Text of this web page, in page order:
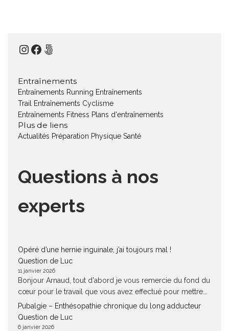
Instagram
Facebook
500px
Entraînements
Entraînements Running Entraînements
Trail Entraînements Cyclisme
Entraînements Fitness Plans d'entraînements
Plus de liens
Actualités Préparation Physique Santé
Questions à nos
experts
Opéré d’une hernie inguinale, j’ai toujours mal !
Question de Luc
11 janvier 2026
Bonjour Arnaud, tout d'abord je vous remercie du fond du
cœur pour le travail que vous avez effectué pour mettre...
Pubalgie – Enthésopathie chronique du long adducteur
Question de Luc
6 janvier 2026